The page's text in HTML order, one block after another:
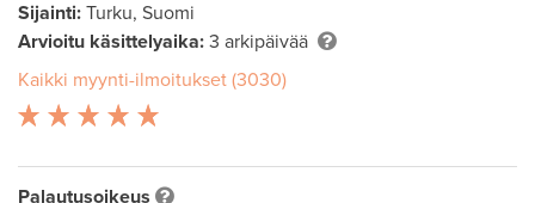
Sijainti: Turku, Suomi
Arvioitu käsittelyaika: 3 arkipäivää
Kaikki myynti-ilmoitukset (3030)
Palautusoikeus